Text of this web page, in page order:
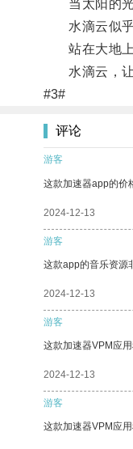
当太阳的光
水滴云似乎
站在大地上
水滴云，让
#3#
评论
游客
这款加速器app的价
2024-12-13
游客
这款app的音乐资源
2024-12-13
游客
这款加速器VPM应
2024-12-13
游客
这款加速器VPM应